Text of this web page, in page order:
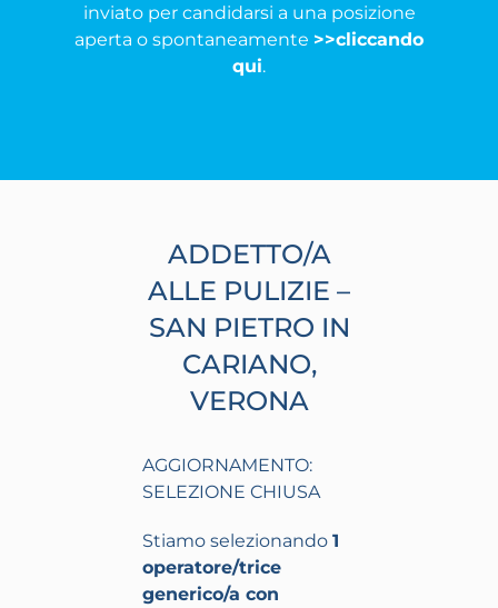
inviato per candidarsi a una posizione
aperta o spontaneamente >>cliccando
qui.
ADDETTO/A
ALLE PULIZIE –
SAN PIETRO IN
CARIANO,
VERONA
AGGIORNAMENTO:
SELEZIONE CHIUSA
Stiamo selezionando 1
operatore/trice
generico/a con